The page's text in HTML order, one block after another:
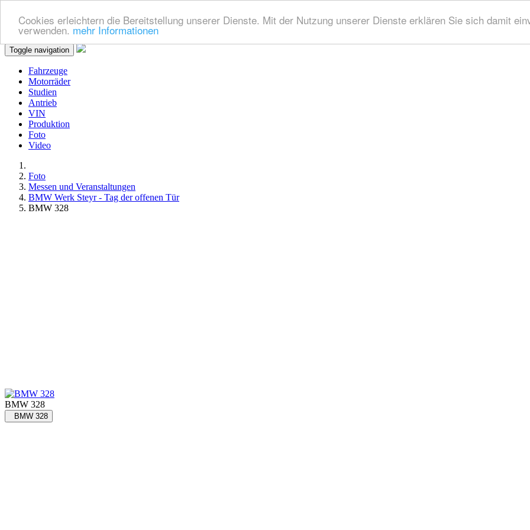
Cookies erleichtern die Bereitstellung unserer Dienste. Mit der Nutzung unserer Dienste erklären Sie sich damit
verwenden. mehr Informationen
Toggle navigation
Fahrzeuge
Motorräder
Studien
Antrieb
VIN
Produktion
Foto
Video
Foto
Messen und Veranstaltungen
BMW Werk Steyr - Tag der offenen Tür
BMW 328
BMW 328
BMW 328